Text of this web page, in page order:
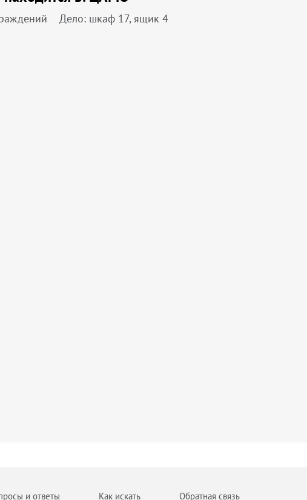
Дело: шкаф 17, ящик 4
и ответы Как искать Обратная связь